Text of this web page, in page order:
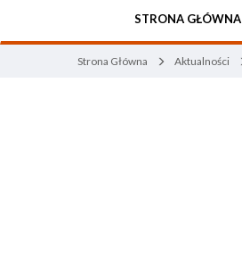
STRONA GŁÓWNA
Strona Główna Aktualności